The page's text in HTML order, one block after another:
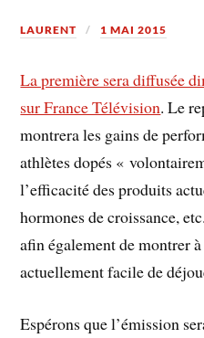
LAURENT 1 MAI 2015
La première sera diffusée
sur France Télévision. Le
montrera les gains de
athlètes dopés «
l’efficacité des produits
hormones de croissance,
afin également de montrer
actuellement facile de
Espérons que l’émission